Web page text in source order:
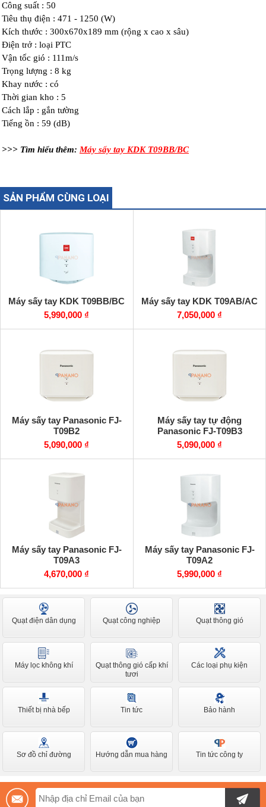
Công suất : 50
Tiêu thụ điện : 471 - 1250 (W)
Kích thước : 300x670x189 mm (rộng x cao x sâu)
Điện trở : loại PTC
Vận tốc gió : 111m/s
Trọng lượng : 8 kg
Khay nước : có
Thời gian kho : 5
Cách lắp : gắn tường
Tiếng ồn : 59 (dB)
>>> Tìm hiểu thêm: Máy sấy tay KDK T09BB/BC
SẢN PHẨM CÙNG LOẠI
Máy sấy tay KDK T09BB/BC
5,990,000 ₫
Máy sấy tay KDK T09AB/AC
7,050,000 ₫
Máy sấy tay Panasonic FJ-
T09B2
5,090,000 ₫
Máy sấy tay tự động
Panasonic FJ-T09B3
5,090,000 ₫
Máy sấy tay Panasonic FJ-
T09A3
4,670,000 ₫
Máy sấy tay Panasonic FJ-
T09A2
5,990,000 ₫
Quạt điện dân dụng Quạt công nghiệp Quạt thông gió
Máy lọc không khí
Quạt thông gió cấp khí
tươi
Các loại phụ kiện
Thiết bị nhà bếp Tin tức Bảo hành
Sơ đồ chỉ đường Hướng dẫn mua hàng Tin tức công ty